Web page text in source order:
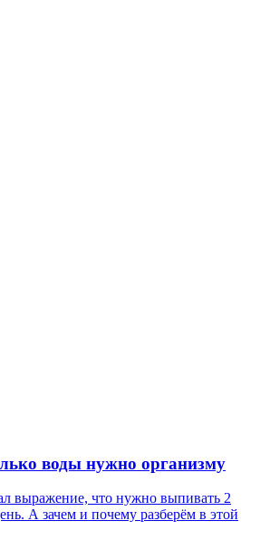
воды нужно организму
выражение, что нужно выпивать 2
А зачем и почему разберём в этой